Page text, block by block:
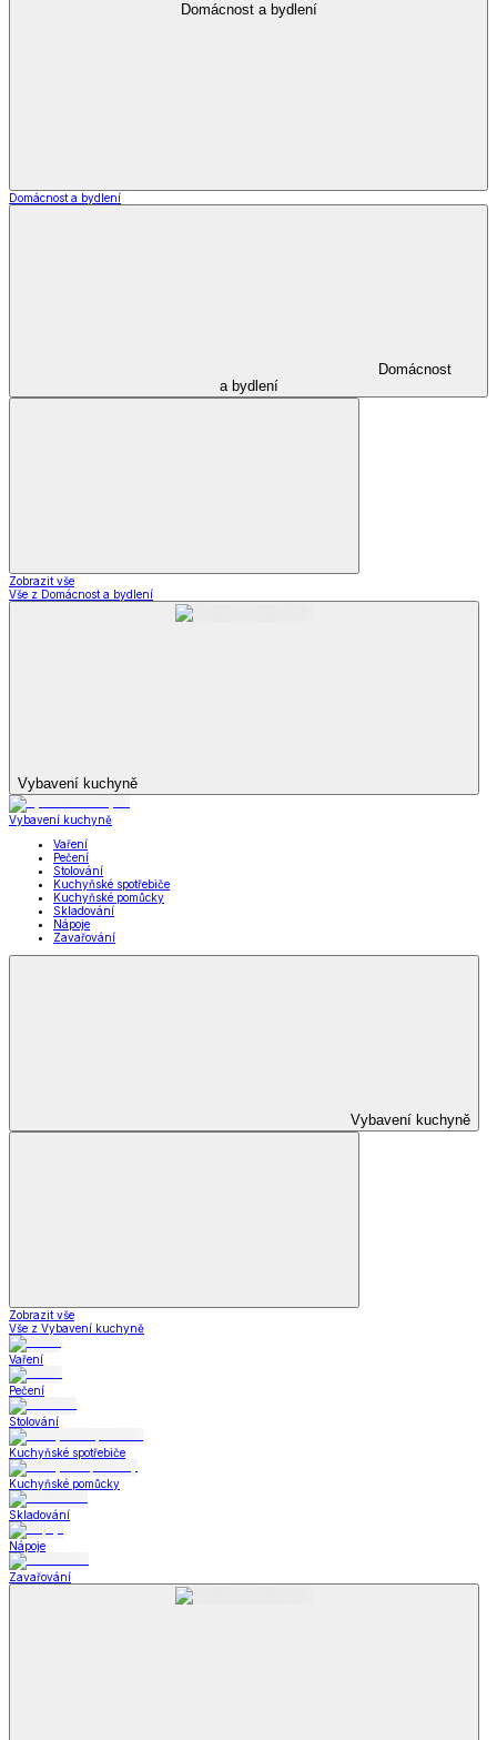
Domácnost a bydlení
Domácnost a bydlení
Domácnost
a bydlení
Zobrazit vše
Vše z Domácnost a bydlení
Vybavení kuchyně
Vybavení kuchyně
Vaření
Pečení
Stolování
Kuchyňské spotřebiče
Kuchyňské pomůcky
Skladování
Nápoje
Zavařování
Vybavení kuchyně
Zobrazit vše
Vše z Vybavení kuchyně
Vaření
Pečení
Stolování
Kuchyňské spotřebiče
Kuchyňské pomůcky
Skladování
Nápoje
Zavařování